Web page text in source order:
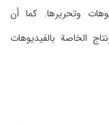
وتحريرها. كما أن
الخاصة بالفيديوهات